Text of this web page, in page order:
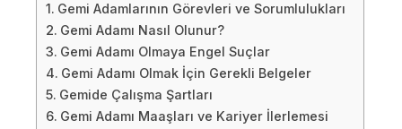
Gemi Adamlarının Görevleri ve Sorumlulukları
Gemi Adamı Nasıl Olunur?
Gemi Adamı Olmaya Engel Suçlar
Gemi Adamı Olmak İçin Gerekli Belgeler
Gemide Çalışma Şartları
Gemi Adamı Maaşları ve Kariyer İlerlemesi